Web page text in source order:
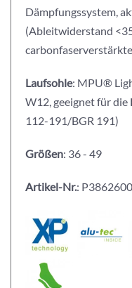
Dämpfungssystem,
(Ableitwiderstand
Laufsohle: MPU®
W12, geeignet für
112-191/BGR 191)
Größen: 36 - 49
Artikel-Nr.: